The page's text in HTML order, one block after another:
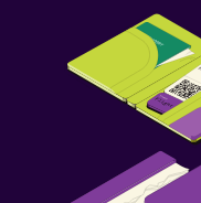
Tvätt-/kemtvättsservice
Byxpress
Strykjärn och
Hälsa och säkerhet